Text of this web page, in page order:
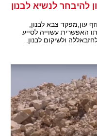
להיבחר לנשיא לבנון
עון,מפקד צבא לבנון,
האפשרית עשוייה לסייע
ולשיקום לבנון.